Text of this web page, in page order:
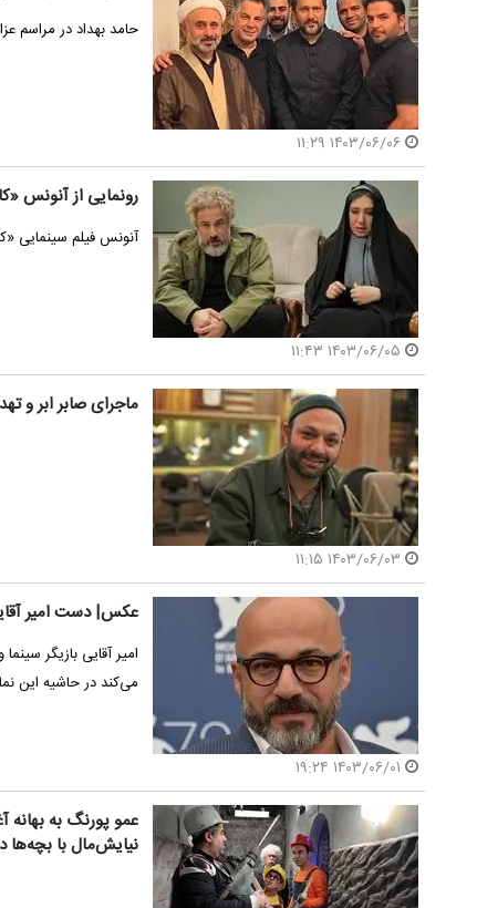
حامد بهداد در مراسم
رونمایی از آنونس
آنونس فیلم سینمایى
ماجرای صابر ابر و
عکس| دست امیر
امیر آقایی بازیگر
می‌کند در حاشیه این
عمو پورنگ به بهانه
نیایش‌مال با بچه‌ها